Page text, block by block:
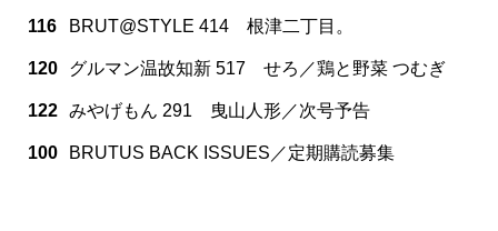
116 BRUT@STYLE 414 根津二丁目。
120 グルマン温故知新 517 せろ／鶏と野菜 つむぎ
122 みやげもん 291 曳山人形／次号予告
100 BRUTUS BACK ISSUES／定期購読募集